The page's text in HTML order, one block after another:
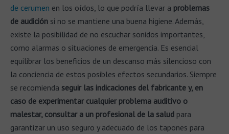
de cerumen en los oídos, lo que podría llevar a problemas
de audición si no se mantiene una buena higiene. Además,
existe la posibilidad de no escuchar sonidos importantes,
como alarmas o situaciones de emergencia. Es esencial
equilibrar los beneficios de un descanso más silencioso con
la conciencia de estos posibles efectos secundarios. Siempre
se recomienda seguir las indicaciones del fabricante y, en
caso de experimentar cualquier problema auditivo o
malestar, consultar a un profesional de la salud para
garantizar un uso seguro y adecuado de los tapones para